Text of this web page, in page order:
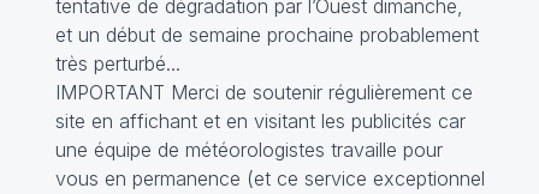
tentative de dégradation par l’Ouest dimanche,
et un début de semaine prochaine probablement
très perturbé...
IMPORTANT Merci de soutenir régulièrement ce
site en affichant et en visitant les publicités car
une équipe de météorologistes travaille pour
vous en permanence (et ce service exceptionnel